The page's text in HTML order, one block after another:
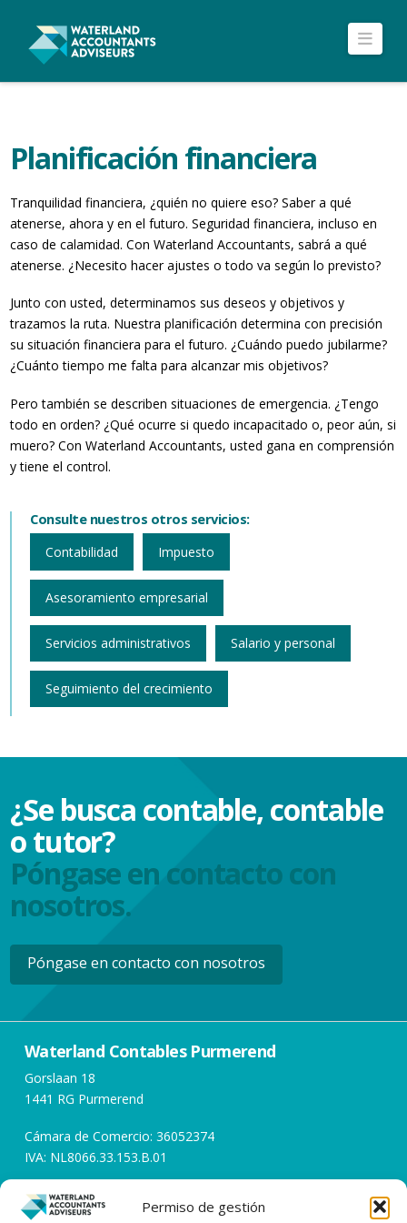
Permiso de gestión
Planificación financiera
Tranquilidad financiera, ¿quién no quiere eso? Saber a qué
atenerse, ahora y en el futuro. Seguridad financiera, incluso en
caso de calamidad. Con Waterland Accountants, sabrá a qué
atenerse. ¿Necesito hacer ajustes o todo va según lo previsto?
Junto con usted, determinamos sus deseos y objetivos y
trazamos la ruta. Nuestra planificación determina con precisión
su situación financiera para el futuro. ¿Cuándo puedo jubilarme?
¿Cuánto tiempo me falta para alcanzar mis objetivos?
Pero también se describen situaciones de emergencia. ¿Tengo
todo en orden? ¿Qué ocurre si quedo incapacitado o, peor aún, si
muero? Con Waterland Accountants, usted gana en comprensión
y tiene el control.
Consulte nuestros otros servicios:
Contabilidad Impuesto
Asesoramiento empresarial
Servicios administrativos Salario y personal
Seguimiento del crecimiento
¿Se busca contable, contable
o tutor?
Póngase en contacto con
nosotros.
Póngase en contacto con nosotros
Waterland Contables Purmerend
Gorslaan 18
1441 RG Purmerend
Cámara de Comercio: 36052374
IVA: NL8066.33.153.B.01
Horarios de apertura